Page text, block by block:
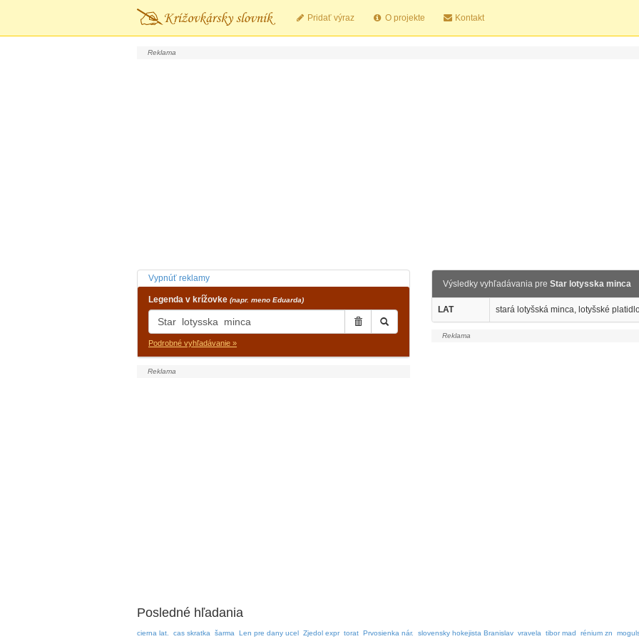
Pridať výraz O projekte Kontakt
Vypnúť reklamy
Legenda v krížovke (napr. meno Eduarda)
Podrobné vyhľadávanie »
Výsledky vyhľadávania pre Star lotysska minca
LAT stará lotyšská minca, lotyšské
Posledné hľadania
cierna lat. cas skratka šarma Len pre dany ucel Zjedol expr torat Prvosienka nár. slovensky hokejista Branislav vravela tibor mad rénium zn